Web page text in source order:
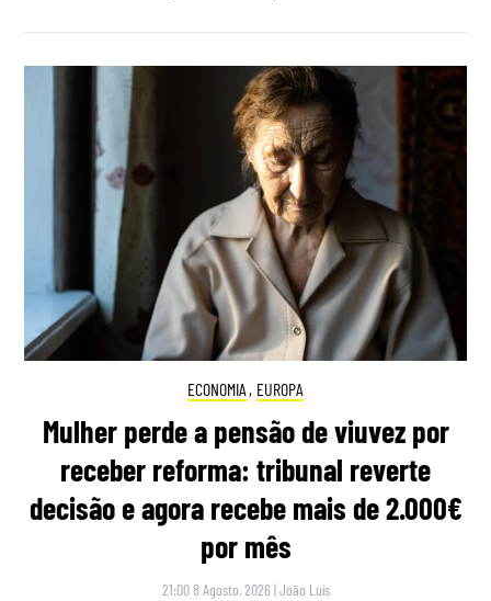
ECONOMIA , EUROPA
Mulher perde a pensão de viuvez por
receber reforma: tribunal reverte
decisão e agora recebe mais de 2.000€
por mês
21:00 8 Agosto, 2026 |João Luís